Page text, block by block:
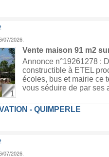
07/2026.
1
Vente maison 91 m2
Annonce n°19261278 :
constructible à ETEL
écoles, bus et mairie ce
vous séduire de par ses
- QUIMPERLE
07/2026.